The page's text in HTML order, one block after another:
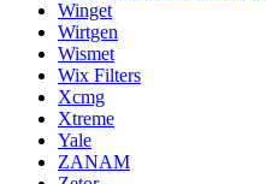
Winget
Wirtgen
Wismet
Wix Filters
Xcmg
Xtreme
Yale
ZANAM